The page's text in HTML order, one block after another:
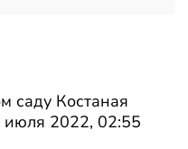
саду Костаная
июля 2022, 02:55